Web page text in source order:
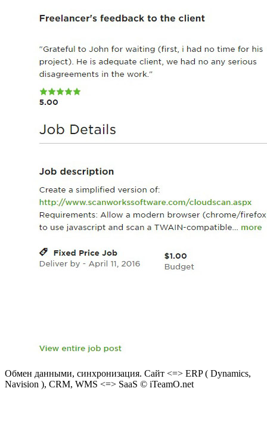
Обмен данными, синхронизация. Сайт <=> ERP ( Dynamics,
Navision ), CRM, WMS <=> SaaS © iTeamO.net